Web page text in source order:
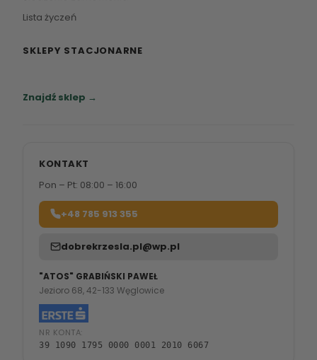
Lista życzeń
SKLEPY STACJONARNE
Znajdź sklep →
KONTAKT
Pon – Pt: 08:00 – 16:00
+48 785 913 355
dobrekrzesla.pl@wp.pl
"ATOS" GRABIŃSKI PAWEŁ
Jezioro 68, 42-133 Węglowice
NR KONTA:
39 1090 1795 0000 0001 2010 6067